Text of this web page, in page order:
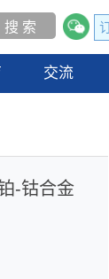
交流
‐钴合金